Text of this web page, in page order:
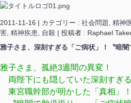
2011-11-16 | カテゴリー : 社会問題 精神
害 精神疾患 自殺 | 投稿者 : Raphael
雅子さま、深刻すぎる「ご病状」！〝暗闇
雅子さま、孤絶3週間の異変！
両陛下にも隠していた深刻すぎ
東宮職幹部が明かした「真相」！